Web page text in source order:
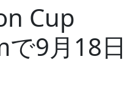
Cup
9月18日